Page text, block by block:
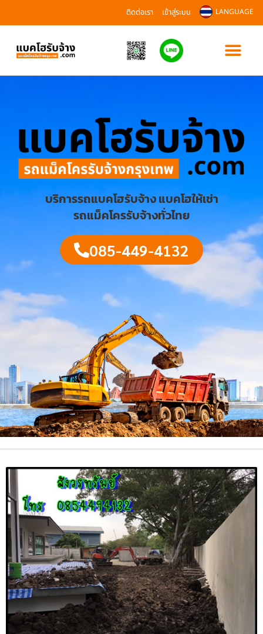
ติดต่อเรา เข้าสู่ระบบ LANGUAGE
บริการรถแบคโฮรับจ้าง แบคโฮให้เช่า
รถแม็คโครรับจ้างทั่วไทย
085-449-4132